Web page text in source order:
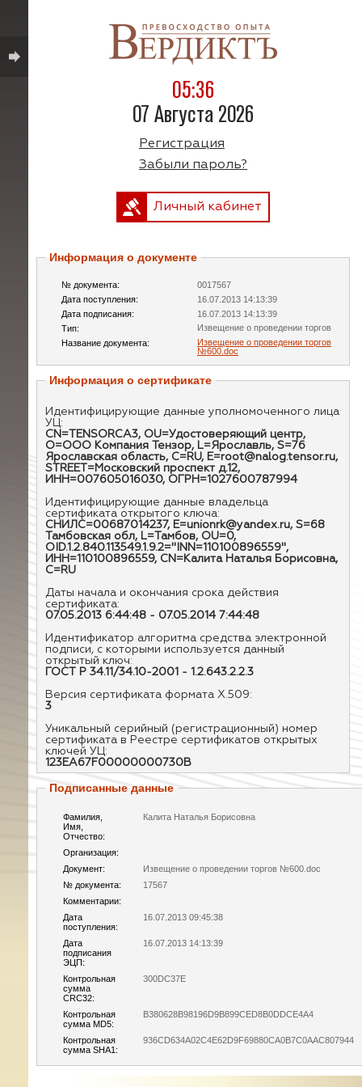
05:36
07 Августа 2026
Регистрация
Забыли пароль?
Личный кабинет
Информация о документе
№ документа:
0017567
Дата поступления:
16.07.2013 14:13:39
Дата подписания:
16.07.2013 14:13:39
Тип:
Извещение о проведении торгов
Название документа:
Извещение о проведении торгов
№600.doc
Информация о сертификате
Идентифицирующие данные уполномоченного лица
УЦ:
CN=TENSORCA3, OU=Удостоверяющий центр,
O=ООО Компания Тензор, L=Ярославль, S=76
Ярославская область, C=RU, E=root@nalog.tensor.ru,
STREET=Московский проспект д.12,
ИНН=007605016030, ОГРН=1027600787994
Идентифицирующие данные владельца
сертификата открытого ключа:
СНИЛС=00687014237, E=unionrk@yandex.ru, S=68
Тамбовская обл, L=Тамбов, OU=0,
OID.1.2.840.113549.1.9.2="INN=110100896559",
ИНН=110100896559, CN=Калита Наталья Борисовна,
C=RU
Даты начала и окончания срока действия
сертификата:
07.05.2013 6:44:48 - 07.05.2014 7:44:48
Идентификатор алгоритма средства электронной
подписи, с которыми используется данный
открытый ключ:
ГОСТ Р 34.11/34.10-2001 - 1.2.643.2.2.3
Версия сертификата формата X.509:
3
Уникальный серийный (регистрационный) номер
сертификата в Реестре сертификатов открытых
ключей УЦ:
123EA67F00000000730B
Подписанные данные
Фамилия,
Имя,
Отчество:
Калита Наталья Борисовна
Организация:
Документ:
Извещение о проведении торгов №600.doc
№ документа:
17567
Комментарии:
Дата
поступления:
16.07.2013 09:45:38
Дата
подписания
ЭЦП:
16.07.2013 14:13:39
Контрольная
сумма
CRC32:
300DC37E
Контрольная
сумма MD5:
B380628B98196D9B899CED8B0DDCE4A4
Контрольная
сумма SHA1:
936CD634A02C4E62D9F69880CA0B7C0AAC807944